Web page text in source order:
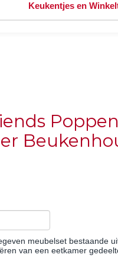
Keukentjes en
meubelset bestaande
van een eetkamer